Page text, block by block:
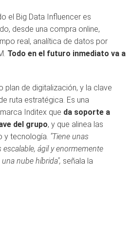
el Big Data Influencer es
desde una compra online,
real, analítica de datos por
Todo en el futuro inmediato va a
plan de digitalización, y la clave
ruta estratégica. Es una
Inditex que da soporte a
del grupo, y que alinea las
y tecnología. "Tiene unas
ágil y enormemente
nube híbrida", señala la